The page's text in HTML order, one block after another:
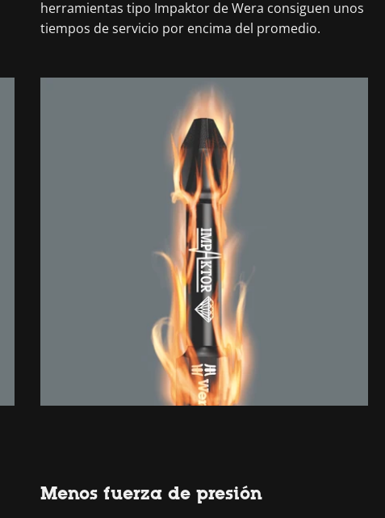
herramientas tipo Impaktor de Wera consiguen unos
tiempos de servicio por encima del promedio.
Menos fuerza de presión